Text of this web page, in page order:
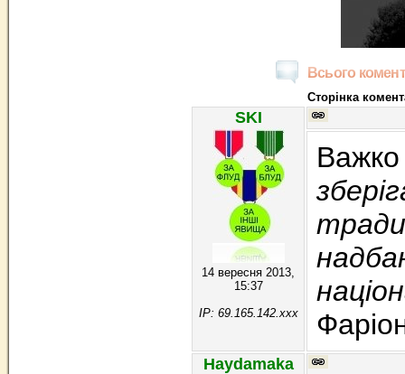
Всього
Сторінка
SKI
14 вересня 2013,
15:37
IP: 69.165.142.xxx
Важко
Haydamaka